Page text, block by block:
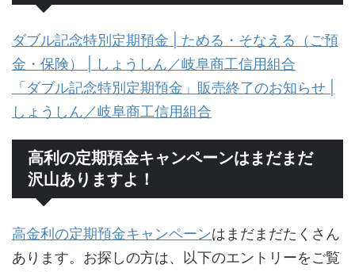
ダブル記念特別定期預金 | ためる・そなえる（ご預
金・保険） | しょうしん／岐阜商工信用組合
「ダブル記念特別定期預金」販売終了のお知らせ |
しょうしん／岐阜商工信用組合
高利の定期預金キャンペーンはまだまだ
沢山ありますよ！
高金利の定期預金キャンペーンはまだまだたくさん
あります。お探しの方は、以下のエントリーをご覧